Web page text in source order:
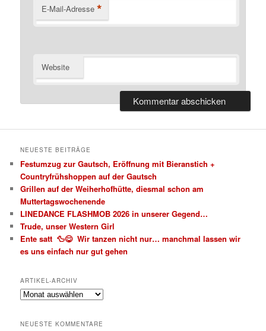
E-Mail-Adresse *
Website
NEUESTE BEITRÄGE
Festumzug zur Gautsch, Eröffnung mit Bieranstich +
Countryfrühshoppen auf der Gautsch
Grillen auf der Weiherhofhütte, diesmal schon am
Muttertagswochenende
LINEDANCE FLASHMOB 2026 in unserer Gegend…
Trude, unser Western Girl
Ente satt 🦆😋 Wir tanzen nicht nur… manchmal lassen wir
es uns einfach nur gut gehen
ARTIKEL-ARCHIV
Artikel-
NEUESTE KOMMENTARE